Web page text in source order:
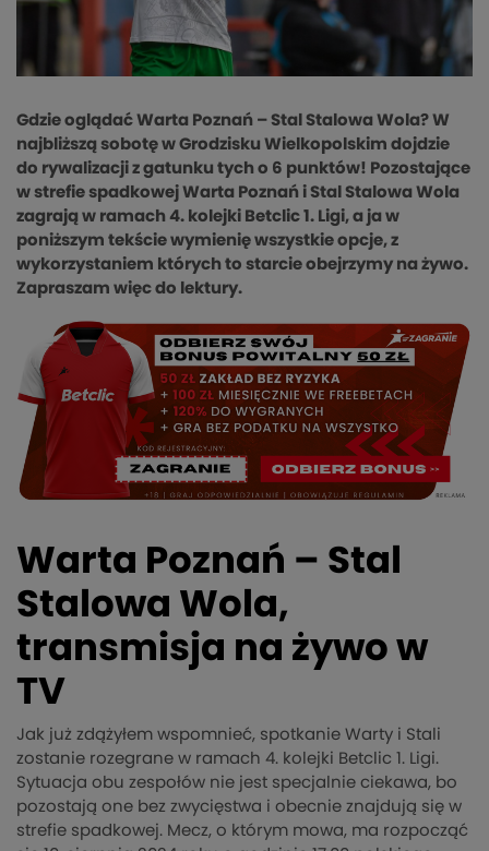
Gdzie oglądać Warta Poznań – Stal Stalowa Wola? W
najbliższą sobotę w Grodzisku Wielkopolskim dojdzie
do rywalizacji z gatunku tych o 6 punktów! Pozostające
w strefie spadkowej Warta Poznań i Stal Stalowa Wola
zagrają w ramach 4. kolejki Betclic 1. Ligi, a ja w
poniższym tekście wymienię wszystkie opcje, z
wykorzystaniem których to starcie obejrzymy na żywo.
Zapraszam więc do lektury.
Warta Poznań – Stal
Stalowa Wola,
transmisja na żywo w
TV
Jak już zdążyłem wspomnieć, spotkanie Warty i Stali
zostanie rozegrane w ramach 4. kolejki Betclic 1. Ligi.
Sytuacja obu zespołów nie jest specjalnie ciekawa, bo
pozostają one bez zwycięstwa i obecnie znajdują się w
strefie spadkowej. Mecz, o którym mowa, ma rozpocząć